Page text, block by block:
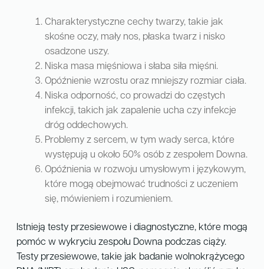
Charakterystyczne cechy twarzy, takie jak
skośne oczy, mały nos, płaska twarz i nisko
osadzone uszy.
Niska masa mięśniowa i słaba siła mięśni.
Opóźnienie wzrostu oraz mniejszy rozmiar ciała.
Niska odporność, co prowadzi do częstych
infekcji, takich jak zapalenie ucha czy infekcje
dróg oddechowych.
Problemy z sercem, w tym wady serca, które
występują u około 50% osób z zespołem Downa.
Opóźnienia w rozwoju umysłowym i językowym,
które mogą obejmować trudności z uczeniem
się, mówieniem i rozumieniem.
Istnieją testy przesiewowe i diagnostyczne, które mogą
pomóc w wykryciu zespołu Downa podczas ciąży.
Testy przesiewowe, takie jak badanie wolnokrążycego